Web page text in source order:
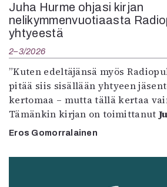
Juha Hurme ohjasi kirjan
nelikymmenvuotiaasta
yhtyeestä
2–3/2026
”Kuten edeltäjänsä myös
pitää siis sisällään yhtyeen
kertomaa – mutta tällä kertaa
Tämänkin kirjan on toimittanut
Eros Gomorralainen